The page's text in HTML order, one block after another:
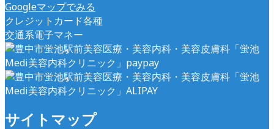
Googleマップでみる
クレジットカード各種
交通系電子マネー
サイトマップ